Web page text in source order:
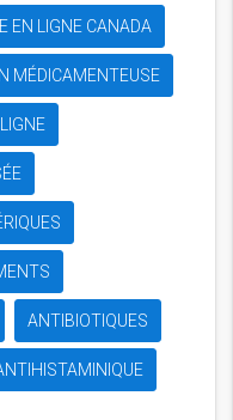
EN LIGNE CANADA
MÉDICAMENTEUSE
ANTIBIOTIQUES